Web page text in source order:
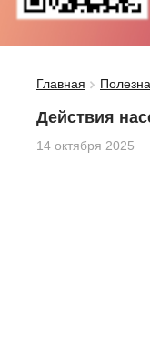
Главная
Действия
14 октября 2025